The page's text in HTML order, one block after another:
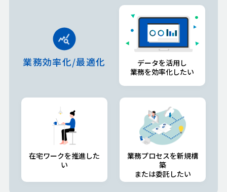
業務効率化/最適化
データを活用し
業務を効率化したい
在宅ワークを推進した
い
業務プロセスを新規構
築
または委託したい